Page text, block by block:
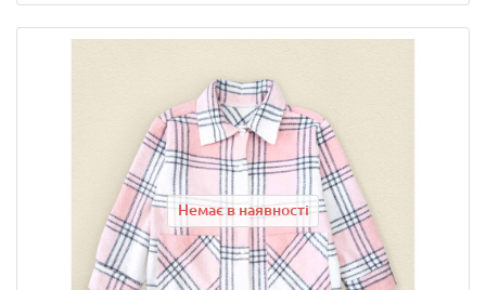
Немає в наявності